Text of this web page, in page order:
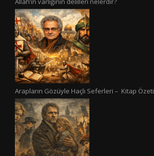
Arapların Gözüyle Haçlı Seferleri – Kitap Özeti